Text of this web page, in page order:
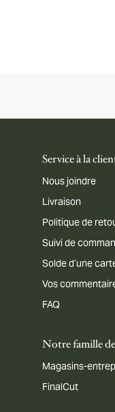
Service à la
Nous joindre
Livraison
Politique de
Suivi de
Solde d’une
Vos
FAQ
Notre famille
Magasins-
FinalCut